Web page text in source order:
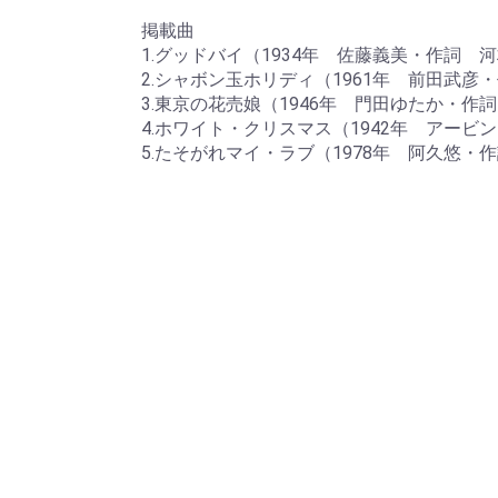
掲載曲
1.グッドバイ（1934年 佐藤義美・作詞 河
2.シャボン玉ホリディ（1961年 前田武彦
3.東京の花売娘（1946年 門田ゆたか・
4.ホワイト・クリスマス（1942年 アービ
5.たそがれマイ・ラブ（1978年 阿久悠